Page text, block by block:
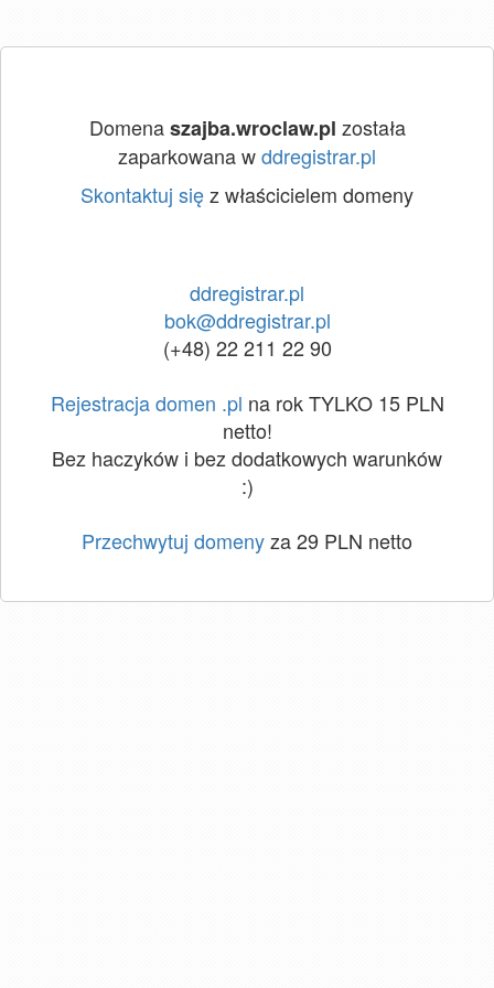
Domenaszajba.wroclaw.pl została
zaparkowana wddregistrar.pl
Skontaktuj sięz właścicielem domeny
ddregistrar.pl
bok@ddregistrar.pl
(+48) 22 211 22 90
Rejestracja domen .pl na rok TYLKO 15 PLN
netto!
Bez haczyków i bez dodatkowych warunków
:)
Przechwytuj domenyza 29 PLN netto